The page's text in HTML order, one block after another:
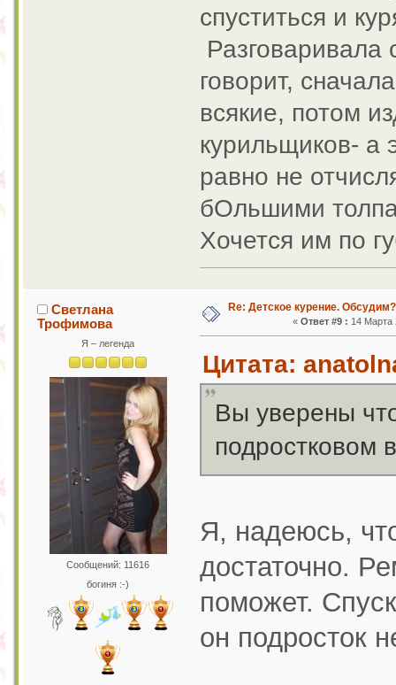
спуститься и
Разговаривала
говорит,
всякие, потом
курильщиков- а
равно не
бОльшими
Хочется им по
Светлана
Трофимова
Я – легенда
Сообщений: 11616
богиня :-)
Re: Детское курение. Обсудим?
«Ответ #9 : 14 Марта
Цитата:
Вы уверены
подростковом
Я, надеюсь,
достаточно.
поможет.
он подросток